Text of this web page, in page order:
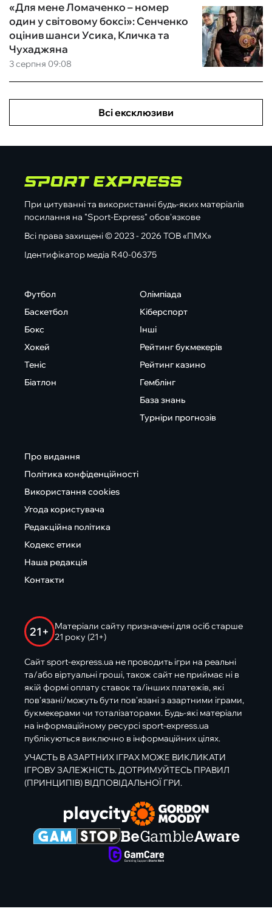
3 серпня 09:08
«Для мене Ломаченко – номер
один у світовому боксі»: Сенченко
оцінив шанси Усика, Кличка та
Чухаджяна
Всі ексклюзиви
При цитуванні та використанні будь-яких матеріалів
посилання на "Sport-Express" обов'язкове
Всі права захищені © 2023 - 2026 ТОВ «ПМХ»
Ідентифікатор медіа R40-06375
Футбол
Баскетбол
Бокс
Хокей
Теніс
Біатлон
Олімпіада
Кіберспорт
Інші
Рейтинг букмекерів
Рейтинг казино
Гемблінг
База знань
Турніри прогнозів
Про видання
Політика конфіденційності
Використання cookies
Угода користувача
Редакційна політика
Кодекс етики
Наша редакція
Контакти
21+
Матеріали сайту призначені для осіб старше
21 року (21+)
Сайт sport-express.ua не проводить ігри на реальні
та/або віртуальні гроші, також сайт не приймає ні в
якій формі оплату ставок та/інших платежів, які
пов’язані/можуть бути пов’язані з азартними іграми,
букмекерами чи тоталізаторами. Будь-які матеріали
на інформаційному ресурсі sport-express.ua
публікуються виключно в інформаційних цілях.
УЧАСТЬ В АЗАРТНИХ ІГРАХ МОЖЕ ВИКЛИКАТИ
ІГРОВУ ЗАЛЕЖНІСТЬ. ДОТРИМУЙТЕСЬ ПРАВИЛ
(ПРИНЦИПІВ) ВІДПОВІДАЛЬНОЇ ГРИ.